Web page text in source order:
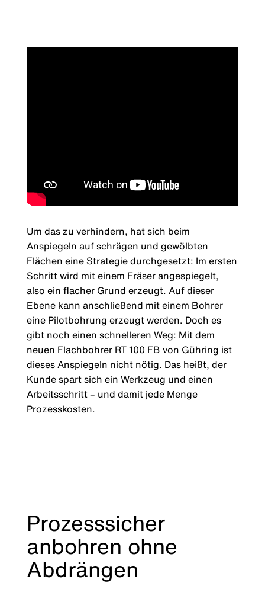
Um das zu verhindern, hat sich beim
Anspiegeln auf schrägen und gewölbten
Flächen eine Strategie durchgesetzt: Im ersten
Schritt wird mit einem Fräser angespiegelt,
also ein flacher Grund erzeugt. Auf dieser
Ebene kann anschließend mit einem Bohrer
eine Pilotbohrung erzeugt werden. Doch es
gibt noch einen schnelleren Weg: Mit dem
neuen Flachbohrer RT 100 FB von Gühring ist
dieses Anspiegeln nicht nötig. Das heißt, der
Kunde spart sich ein Werkzeug und einen
Arbeitsschritt – und damit jede Menge
Prozesskosten.
Prozesssicher
anbohren ohne
Abdrängen